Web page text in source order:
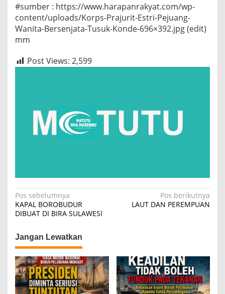
#sumber : https://www.harapanrakyat.com/wp-
content/uploads/Korps-Prajurit-Estri-Pejuang-
Wanita-Bersenjata-Tusuk-Konde-696×392.jpg (edit)
mm
Post Views: 2,599
N
a
i
g
a
s
Pos sebelumnya
KAPAL BOROBUDUR
DIBUAT DI BIRA SULAWESI
Pos berikutnya
LAUT DAN PEREMPUAN
Jangan Lewatkan